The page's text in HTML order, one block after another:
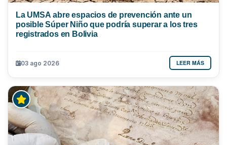
La UMSA abre espacios de prevención ante un
posible Súper Niño que podría superar a los tres
registrados en Bolivia
03 ago 2026 LEER MÁS